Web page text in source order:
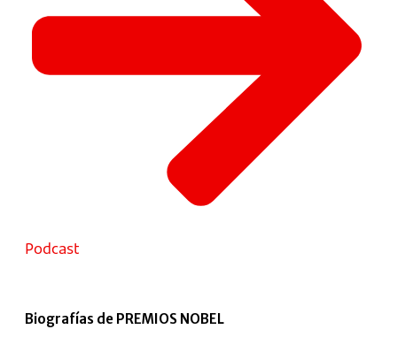
Podcast
Biografías de PREMIOS NOBEL